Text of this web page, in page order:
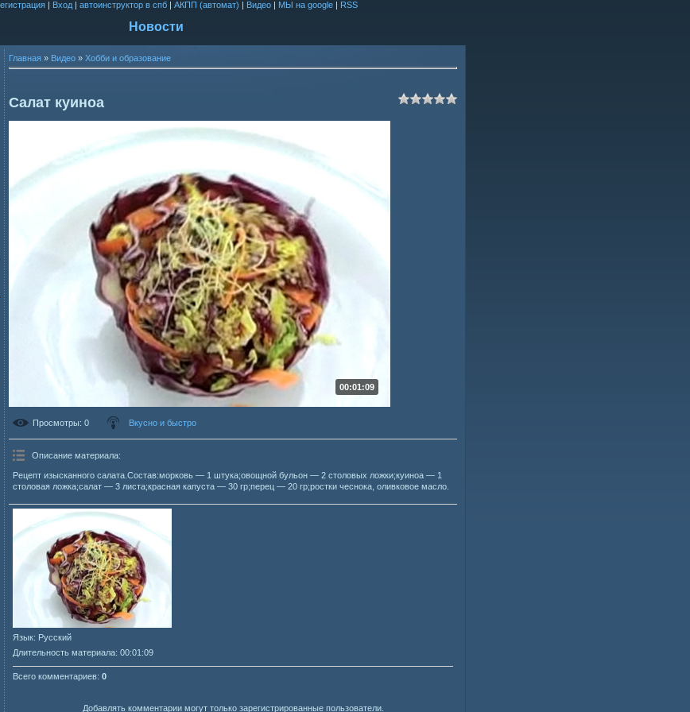
| Вход| автоинструктор в спб| АКПП (автомат) | Видео| МЫ на google| RSS
Новости
Главная » Видео » Хобби и образование
Салат куиноа
00:01:09
Просмотры: 0 Вкусно и быстро
Описание материала:
Рецепт изысканного салата.Состав:морковь — 1 штука;овощной бульон — 2 столовых ложки;куиноа — 1
столовая ложка;салат — 3 листа;красная капуста — 30 гр;перец — 20 гр;ростки чеснока, оливковое масло.
Язык: Русский
Длительность материала: 00:01:09
Всего комментариев: 0
Добавлять комментарии могут только зарегистрированные пользователи.